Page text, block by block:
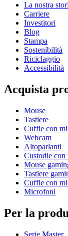
La nostra
Carriere
Investitori
Blog
Stampa
Sostenibilità
Riciclaggio
Accessibilità
Acquista
Mouse
Tastiere
Cuffie con
Webcam
Altoparlanti
Custodie con
Mouse
Tastiere
Cuffie con
Microfoni
Per la
Serie Master